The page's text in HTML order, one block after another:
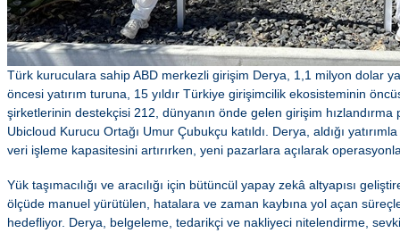
Türk kuruculara sahip ABD merkezli girişim Derya, 1,1 milyon dolar
öncesi yatırım turuna, 15 yıldır Türkiye girişimcilik ekosisteminin
şirketlerinin destekçisi 212, dünyanın önde gelen girişim hızlandırma
Ubicloud Kurucu Ortağı Umur Çubukçu katıldı. Derya, aldığı
veri işleme kapasitesini artırırken, yeni pazarlara açılarak
Yük taşımacılığı ve aracılığı için bütüncül yapay zekâ altyapısı
ölçüde manuel yürütülen, hatalara ve zaman kaybına yol açan
hedefliyor. Derya, belgeleme, tedarikçi ve nakliyeci nitelendirme,